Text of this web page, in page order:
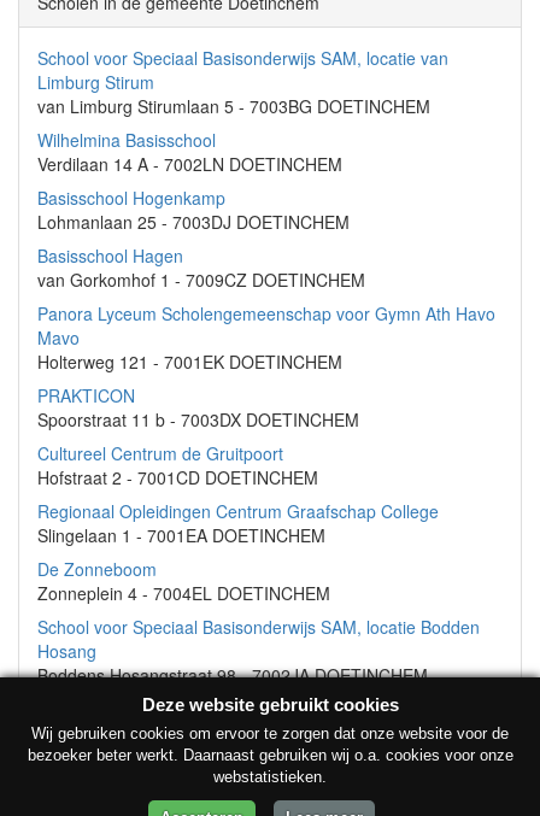
School voor Speciaal Basisonderwijs SAM, locatie van
Limburg Stirum
van Limburg Stirumlaan 5 - 7003BG DOETINCHEM
Wilhelmina Basisschool
Verdilaan 14 A - 7002LN DOETINCHEM
Basisschool Hogenkamp
Lohmanlaan 25 - 7003DJ DOETINCHEM
Basisschool Hagen
van Gorkomhof 1 - 7009CZ DOETINCHEM
Panora Lyceum Scholengemeenschap voor Gymn Ath Havo
Mavo
Holterweg 121 - 7001EK DOETINCHEM
PRAKTICON
Spoorstraat 11 b - 7003DX DOETINCHEM
Cultureel Centrum de Gruitpoort
Hofstraat 2 - 7001CD DOETINCHEM
Regionaal Opleidingen Centrum Graafschap College
Slingelaan 1 - 7001EA DOETINCHEM
De Zonneboom
Zonneplein 4 - 7004EL DOETINCHEM
School voor Speciaal Basisonderwijs SAM, locatie Bodden
Hosang
Boddens Hosangstraat 98 - 7002JA DOETINCHEM
© Onderwijsinstellingen 2026 • Contact•Privacyverklaring
Deze website gebruikt cookies
Wij gebruiken cookies om ervoor te zorgen dat onze website voor de
bezoeker beter werkt. Daarnaast gebruiken wij o.a. cookies voor onze
webstatistieken.